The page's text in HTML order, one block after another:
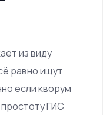
из виду
равно ищут
если кворум
ГИС